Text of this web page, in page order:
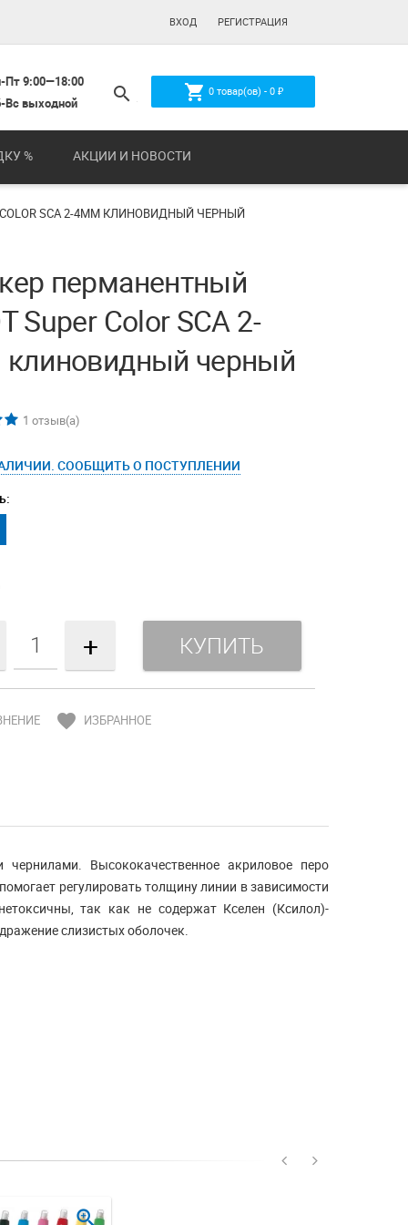
ВХОД РЕГИСТРАЦИЯ
Пт 9:00—18:00
Вс выходной
search shopping_cart 0товар(ов) - 0 ₽
% АКЦИИ И НОВОСТИ
SCA 2-4ММ КЛИНОВИДНЫЙ ЧЕРНЫЙ
перманентный
Super Color SCA 2-
черный
1 отзыв(а)
СООБЩИТЬ О ПОСТУПЛЕНИИ
+
favorite ИЗБРАННОЕ
Высококачественное акриловое перо
регулировать толщину линии в зависимости
так как не содержат Кселен (Ксилол)-
слизистых оболочек.
zoom_in